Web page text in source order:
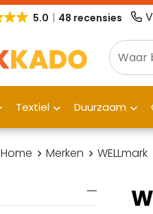
5.0 48 recensies
Textiel Duurzaam
Home Merken WELLmark